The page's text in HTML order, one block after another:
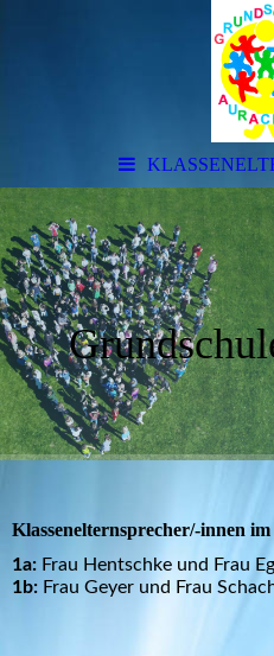
Klassenelternsprecher/-innen
1a: Frau Hentschke und Frau
1b: Frau Geyer und Frau